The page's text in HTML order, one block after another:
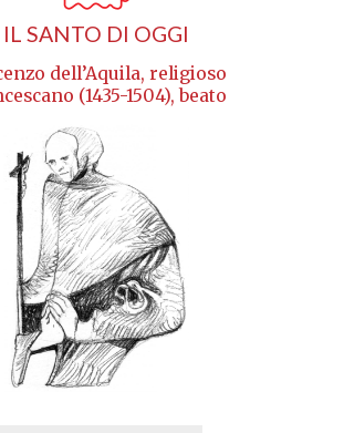
IL SANTO DI OGGI
dell’Aquila, religioso
(1435-1504), beato